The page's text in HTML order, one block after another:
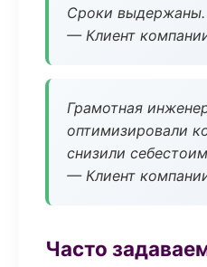
Сроки выдержаны.
— Клиент
Грамотная
оптимизировали
снизили
— Клиент
Часто